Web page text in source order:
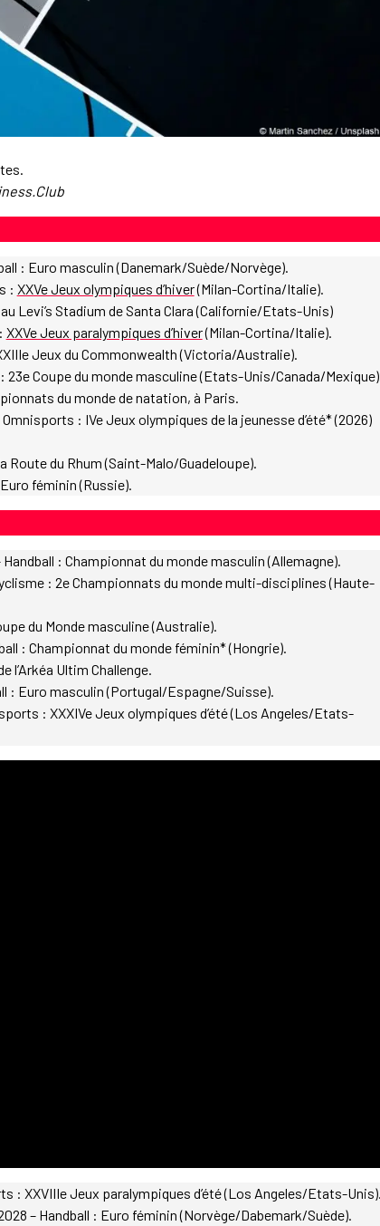
: Euro masculin (Danemark/Suède/Norvège).
: XXVe Jeux olympiques d’hiver(Milan-Cortina/Italie).
Levi’s Stadium de Santa Clara (Californie/Etats-Unis)
XXVe Jeux paralympiques d’hiver(Milan-Cortina/Italie).
Jeux du Commonwealth (Victoria/Australie).
23e Coupe du monde masculine (Etats-Unis/Canada/Mexique).
du monde de natation, à Paris.
: IVe Jeux olympiques de la jeunesse d’été* (2026)
Route du Rhum (Saint-Malo/Guadeloupe).
féminin (Russie).
: Championnat du monde masculin (Allemagne).
: 2e Championnats du monde multi-disciplines (Haute-
du Monde masculine (Australie).
: Championnat du monde féminin* (Hongrie).
l’Arkéa Ultim Challenge.
: Euro masculin (Portugal/Espagne/Suisse).
: XXXIVe Jeux olympiques d’été (Los Angeles/Etats-
: XXVIIIe Jeux paralympiques d’été (Los Angeles/Etats-Unis).
– Handball : Euro féminin (Norvège/Dabemark/Suède).